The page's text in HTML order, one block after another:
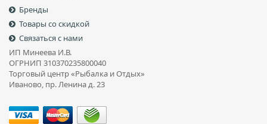
Бренды
Товары со скидкой
Связаться с нами
ИП Минеева И.В.
ОГРНИП 310370235800040
Торговый центр «Рыбалка и Отдых»
Иваново, пр. Ленина д. 23